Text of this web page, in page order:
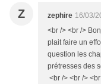
Z zephire 16/03/
<br /> <br />
plait faire un
question les
prétresses des
<br /> <br />